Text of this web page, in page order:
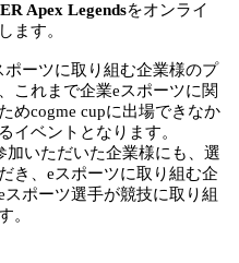
Apex Legendsをオンライ
ます。
ーツに取り組む企業様のプ
これまで企業eスポーツに関
めcogme cupに出場できなか
イベントとなります。
加いただいた企業様にも、選
き、eスポーツに取り組む企
ポーツ選手が競技に取り組
。